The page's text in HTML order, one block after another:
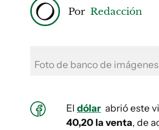
Por Redacción
Foto de banco de imágenes
El dólar abrió este
40,20 la venta, de